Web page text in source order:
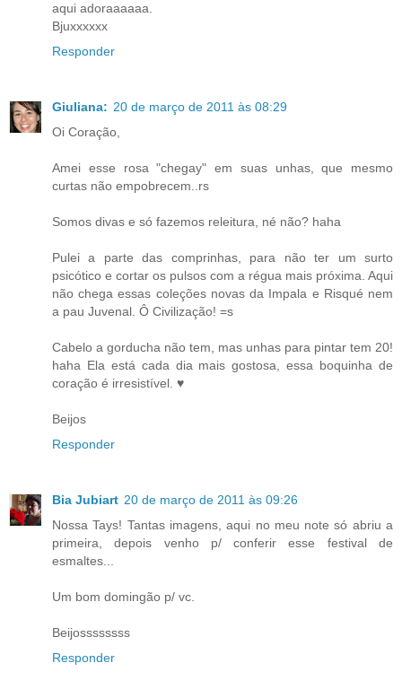
aqui adoraaaaaa.
Bjuxxxxxx
Responder
Giuliana: 20 de março de 2011 às 08:29
Oi Coração,
Amei esse rosa "chegay" em suas unhas, que mesmo
curtas não empobrecem..rs
Somos divas e só fazemos releitura, né não? haha
Pulei a parte das comprinhas, para não ter um surto
psicótico e cortar os pulsos com a régua mais próxima. Aqui
não chega essas coleções novas da Impala e Risqué nem
a pau Juvenal. Ô Civilização! =s
Cabelo a gorducha não tem, mas unhas para pintar tem 20!
haha Ela está cada dia mais gostosa, essa boquinha de
coração é irresistível. ♥
Beijos
Responder
Bia Jubiart 20 de março de 2011 às 09:26
Nossa Tays! Tantas imagens, aqui no meu note só abriu a
primeira, depois venho p/ conferir esse festival de
esmaltes...
Um bom domingão p/ vc.
Beijossssssss
Responder